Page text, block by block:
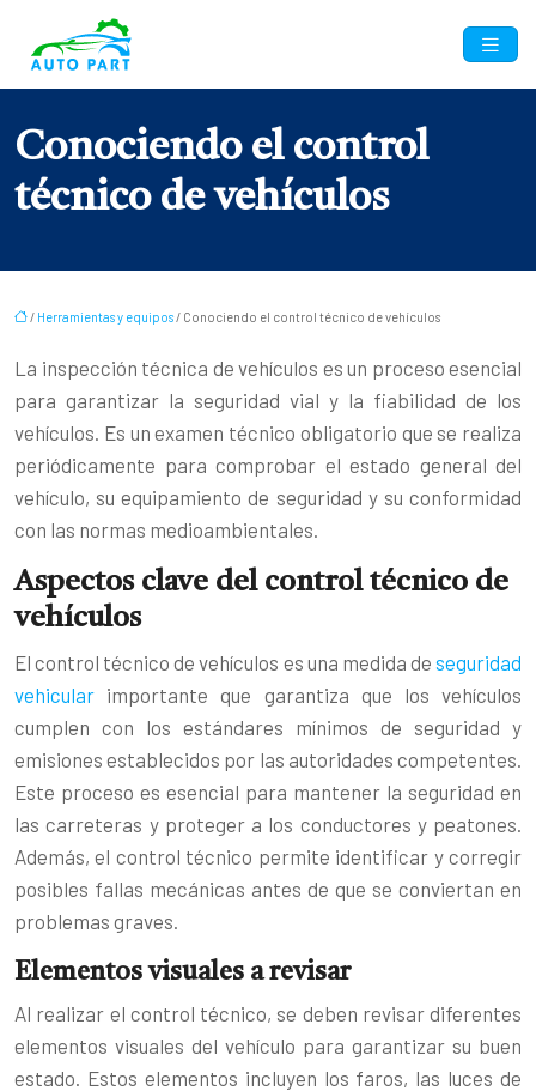
Conociendo el control
técnico de vehículos
/ Herramientas y equipos/ Conociendo el control técnico de vehículos
La inspección técnica de vehículos es un proceso esencial
para garantizar la seguridad vial y la fiabilidad de los
vehículos. Es un examen técnico obligatorio que se realiza
periódicamente para comprobar el estado general del
vehículo, su equipamiento de seguridad y su conformidad
con las normas medioambientales.
Aspectos clave del control técnico de
vehículos
El control técnico de vehículos es una medida de seguridad
vehicular importante que garantiza que los vehículos
cumplen con los estándares mínimos de seguridad y
emisiones establecidos por las autoridades competentes.
Este proceso es esencial para mantener la seguridad en
las carreteras y proteger a los conductores y peatones.
Además, el control técnico permite identificar y corregir
posibles fallas mecánicas antes de que se conviertan en
problemas graves.
Elementos visuales a revisar
Al realizar el control técnico, se deben revisar diferentes
elementos visuales del vehículo para garantizar su buen
estado. Estos elementos incluyen los faros, las luces de